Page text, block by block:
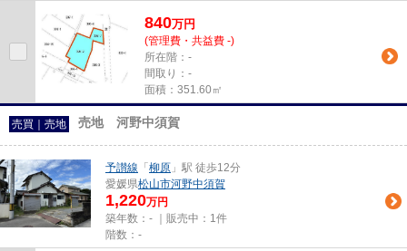
840万円
(管理費・共益費 -)
所在階：-
間取り：-
面積：351.60㎡
売買｜売地 売地 河野中須賀
予讃線 「 柳原 」駅 徒歩12分
愛媛県松山市河野中須賀
1,220万円
築年数：- ｜販売中： 1件
階数：-